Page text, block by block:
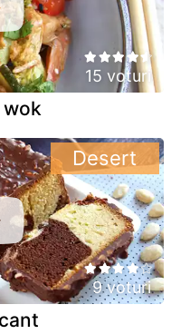
15 voturi
wok
9 voturi
Desert